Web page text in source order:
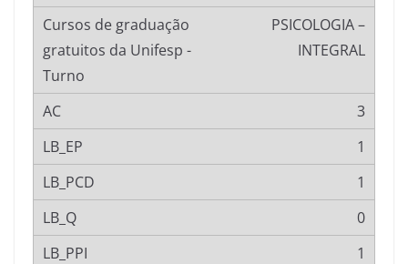
PSICOLOGIA –
INTEGRAL
3
1
1
0
1